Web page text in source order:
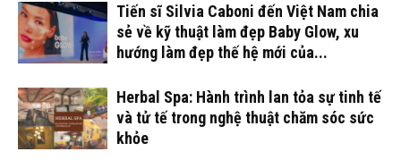
Tiến sĩ Silvia Caboni đến Việt Nam chia
sẻ về kỹ thuật làm đẹp Baby Glow, xu
hướng làm đẹp thế hệ mới của...
Herbal Spa: Hành trình lan tỏa sự tinh tế
và tử tế trong nghệ thuật chăm sóc sức
khỏe